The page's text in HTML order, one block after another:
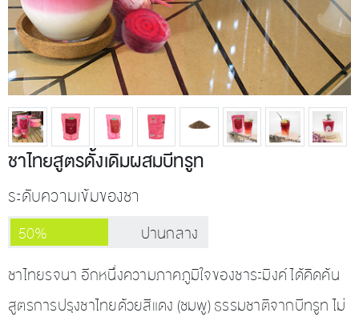
ชาไทยสูตรดั้งเดิมผสมบีทรูท
ระดับความเข้มของชา
50%
ปานกลาง
ชาไทยรจนา อีกหนึ่งความภาคภูมิใจของชาระมิงค์ ได้คิดค้น
สูตรการปรุงชาไทยด้วยสีแดง (ชมพู) ธรรมชาติจากบีทรูท ไม่